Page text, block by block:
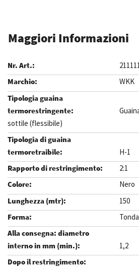
Maggiori Informazioni
WKK
sottile (flessibile)
H-1
2:1
Nero
150
Tonda
1,2